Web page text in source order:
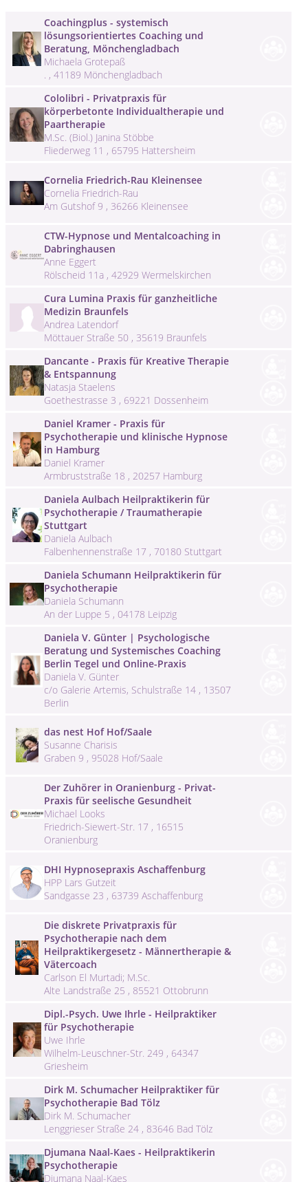
Coachingplus - systemisch
lösungsorientiertes Coaching und
Beratung, Mönchengladbach
Michaela Grotepaß
. , 41189 Mönchengladbach
Cololibri - Privatpraxis für
körperbetonte Individualtherapie und
Paartherapie
M.Sc. (Biol.) Janina Stöbbe
Fliederweg 11 , 65795 Hattersheim
Cornelia Friedrich-Rau Kleinensee
Cornelia Friedrich-Rau
Am Gutshof 9 , 36266 Kleinensee
CTW-Hypnose und Mentalcoaching in
Dabringhausen
Anne Eggert
Rölscheid 11a , 42929 Wermelskirchen
Cura Lumina Praxis für ganzheitliche
Medizin Braunfels
Andrea Latendorf
Möttauer Straße 50 , 35619 Braunfels
Dancante - Praxis für Kreative Therapie
& Entspannung
Natasja Staelens
Goethestrasse 3 , 69221 Dossenheim
Daniel Kramer - Praxis für
Psychotherapie und klinische Hypnose
in Hamburg
Daniel Kramer
Armbruststraße 18 , 20257 Hamburg
Daniela Aulbach Heilpraktikerin für
Psychotherapie / Traumatherapie
Stuttgart
Daniela Aulbach
Falbenhennenstraße 17 , 70180 Stuttgart
Daniela Schumann Heilpraktikerin für
Psychotherapie
Daniela Schumann
An der Luppe 5 , 04178 Leipzig
Daniela V. Günter | Psychologische
Beratung und Systemisches Coaching
Berlin Tegel und Online-Praxis
Daniela V. Günter
c/o Galerie Artemis, Schulstraße 14 , 13507
Berlin
das nest Hof Hof/Saale
Susanne Charisis
Graben 9 , 95028 Hof/Saale
Der Zuhörer in Oranienburg - Privat-
Praxis für seelische Gesundheit
Michael Looks
Friedrich-Siewert-Str. 17 , 16515
Oranienburg
DHI Hypnosepraxis Aschaffenburg
HPP Lars Gutzeit
Sandgasse 23 , 63739 Aschaffenburg
Die diskrete Privatpraxis für
Psychotherapie nach dem
Heilpraktikergesetz - Männertherapie &
Vätercoach
Carlson El Murtadi; M.Sc.
Alte Landstraße 25 , 85521 Ottobrunn
Dipl.-Psych. Uwe Ihrle - Heilpraktiker
für Psychotherapie
Uwe Ihrle
Wilhelm-Leuschner-Str. 249 , 64347
Griesheim
Dirk M. Schumacher Heilpraktiker für
Psychotherapie Bad Tölz
Dirk M. Schumacher
Lenggrieser Straße 24 , 83646 Bad Tölz
Djumana Naal-Kaes - Heilpraktikerin
Psychotherapie
Djumana Naal-Kaes